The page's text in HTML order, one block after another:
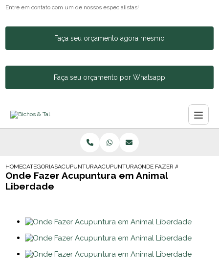
Entre em contato com um de nossos especialistas!
Faça seu orçamento agora mesmo
Faça seu orçamento por Whatsapp
HOMECATEGORIASACUPUNTURA ANIMALACUPUNTURA EM CAES E GATOS
ONDE FAZER ACUPUNTURA
Onde Fazer Acupuntura em Animal
Liberdade